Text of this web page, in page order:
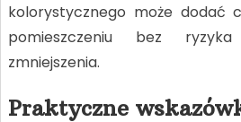
kolorystycznego może dodać
pomieszczeniu bez
zmniejszenia.
Praktyczne